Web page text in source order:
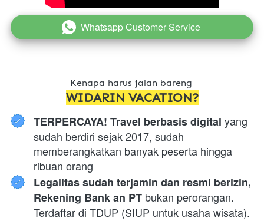
` Whatsapp Customer Service
Kenapa harus jalan bareng
WIDARIN VACATION?
TERPERCAYA! Travel berbasis digital yang
sudah berdiri sejak 2017, sudah
memberangkatkan banyak peserta hingga
ribuan orang
Legalitas sudah terjamin dan resmi berizin,
Rekening Bank an PT bukan perorangan.
Terdaftar di TDUP (SIUP untuk usaha wisata).